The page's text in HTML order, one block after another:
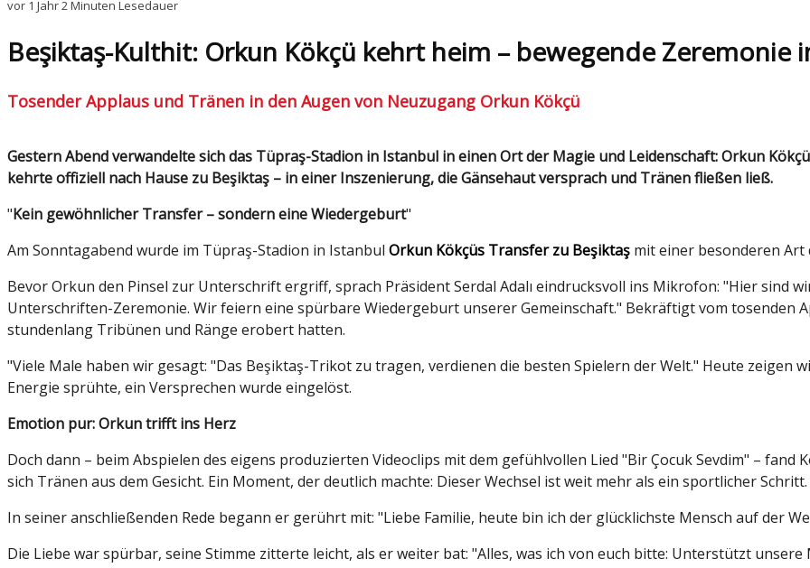
vor 1 Jahr2 Minuten Lesedauer
Beşiktaş-Kulthit: Orkun Kökçü kehrt heim – bewegende Zeremonie
Tosender Applaus und Tränen in den Augen von Neuzugang Orkun Kökçü
Gestern Abend verwandelte sich das Tüpraş-Stadion in Istanbul in einen Ort der Magie und Leidenschaft: Orkun Kökçü, die Kindheitsliebe Schwarz-Weißer Herzen,
kehrte offiziell nach Hause zu Beşiktaş – in einer Inszenierung, die Gänsehaut versprach und Tränen fließen ließ.
"Kein gewöhnlicher Transfer – sondern eine Wiedergeburt"
Am Sonntagabend wurde im Tüpraş-Stadion in Istanbul Orkun Kökçüs Transfer zu Beşiktaş mit einer besonderen
Bevor Orkun den Pinsel zur Unterschrift ergriff, sprach Präsident Serdal Adalı eindrucksvoll ins Mikrofon: "Hier sind
Unterschriften-Zeremonie. Wir feiern eine spürbare Wiedergeburt unserer Gemeinschaft." Bekräftigt vom tosenden
stundenlang Tribünen und Ränge erobert hatten.
"Viele Male haben wir gesagt: "Das Beşiktaş-Trikot zu tragen, verdienen die besten Spielern der Welt." Heute zeigen
Energie sprühte, ein Versprechen wurde eingelöst.
Emotion pur: Orkun trifft ins Herz
Doch dann – beim Abspielen des eigens produzierten Videoclips mit dem gefühlvollen Lied "Bir Çocuk Sevdim" – fand
sich Tränen aus dem Gesicht. Ein Moment, der deutlich machte: Dieser Wechsel ist weit mehr als ein sportlicher
In seiner anschließenden Rede begann er gerührt mit: "Liebe Familie, heute bin ich der glücklichste Mensch auf der
Die Liebe war spürbar, seine Stimme zitterte leicht, als er weiter bat: "Alles, was ich von euch bitte: Unterstützt